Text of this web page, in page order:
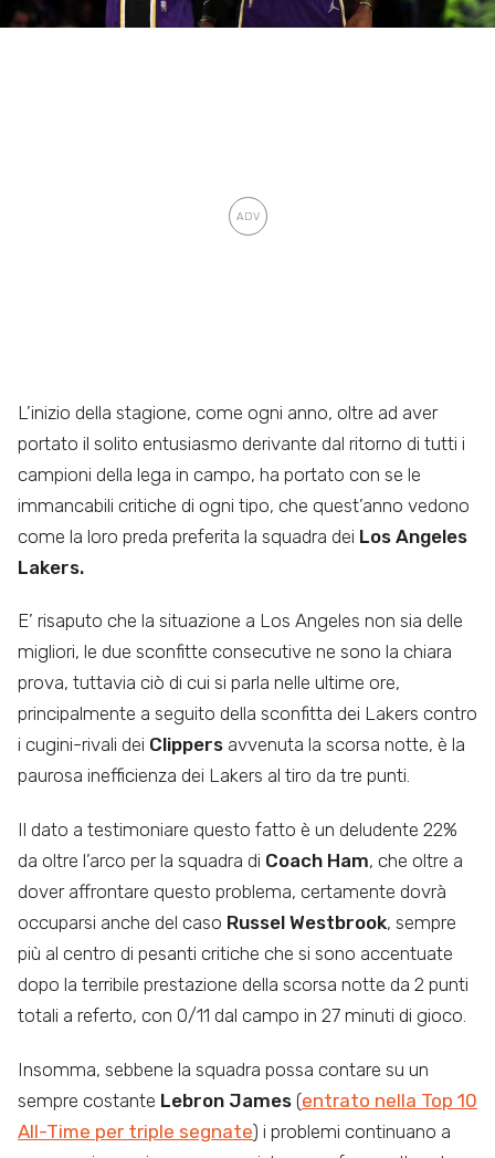
L’inizio della stagione, come ogni anno, oltre ad aver
portato il solito entusiasmo derivante dal ritorno di tutti i
campioni della lega in campo, ha portato con se le
immancabili critiche di ogni tipo, che quest’anno vedono
come la loro preda preferita la squadra dei Los Angeles
Lakers.
E’ risaputo che la situazione a Los Angeles non sia delle
migliori, le due sconfitte consecutive ne sono la chiara
prova, tuttavia ciò di cui si parla nelle ultime ore,
principalmente a seguito della sconfitta dei Lakers contro
i cugini-rivali dei Clippers avvenuta la scorsa notte, è la
paurosa inefficienza dei Lakers al tiro da tre punti.
Il dato a testimoniare questo fatto è un deludente 22%
da oltre l’arco per la squadra di Coach Ham, che oltre a
dover affrontare questo problema, certamente dovrà
occuparsi anche del caso Russel Westbrook, sempre
più al centro di pesanti critiche che si sono accentuate
dopo la terribile prestazione della scorsa notte da 2 punti
totali a referto, con 0/11 dal campo in 27 minuti di gioco.
Insomma, sebbene la squadra possa contare su un
sempre costante Lebron James (entrato nella Top 10
All-Time per triple segnate) i problemi continuano a